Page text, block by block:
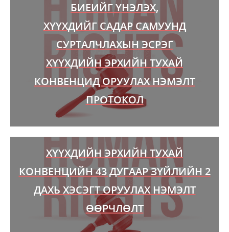
БИЕИЙГ ҮНЭЛЭХ,
ХҮҮХДИЙГ САДАР САМУУНД
СУРТАЛЧЛАХЫН ЭСРЭГ
ХҮҮХДИЙН ЭРХИЙН ТУХАЙ
КОНВЕНЦИД ОРУУЛАХ НЭМЭЛТ
ПРОТОКОЛ
ХҮҮХДИЙН ЭРХИЙН ТУХАЙ
КОНВЕНЦИЙН 43 ДУГААР ЗҮЙЛИЙН 2
ДАХЬ ХЭСЭГТ ОРУУЛАХ НЭМЭЛТ
ӨӨРЧЛӨЛТ